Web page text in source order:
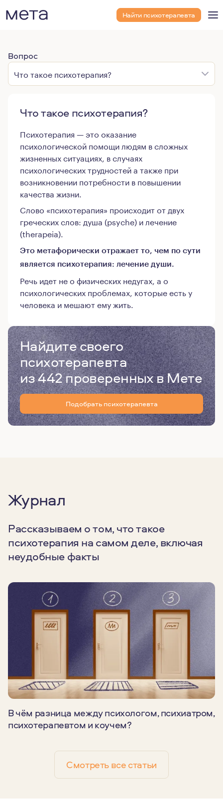
Найти психотерапевта
Вопрос
Что такое психотерапия?
Что такое психотерапия?
Психотерапия — это оказание
психологической помощи людям в сложных
жизненных ситуациях, в случаях
психологических трудностей а также при
возникновении потребности в повышении
качества жизни.
Слово «психотерапия» происходит от двух
греческих слов: душа (psyche) и лечение
(therapeia).
Это метафорически отражает то, чем по сути
является психотерапия: лечение души.
Речь идет не о физических недугах, а о
психологических проблемах, которые есть у
человека и мешают ему жить.
Найдите своего
психотерапевта
из 442 проверенных в Мете
Подобрать психотерапевта
Журнал
Рассказываем о том, что такое
психотерапия на самом деле, включая
неудобные факты
В чём разница между психологом, психиатром,
психотерапевтом и коучем?
Смотреть все статьи